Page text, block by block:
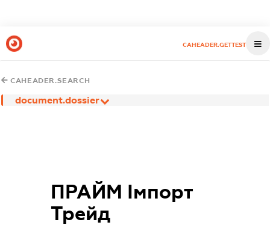
CAHEADER.GETTEST
CAHEADER.SEARCH
document.dossier
ПРАЙМ Імпорт
Трейд